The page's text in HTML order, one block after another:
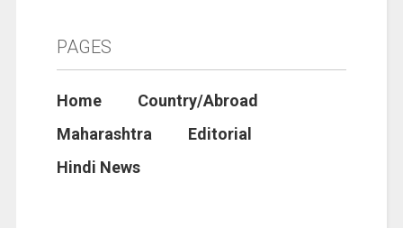
PAGES
Home
Country/Abroad
Maharashtra
Editorial
Hindi News